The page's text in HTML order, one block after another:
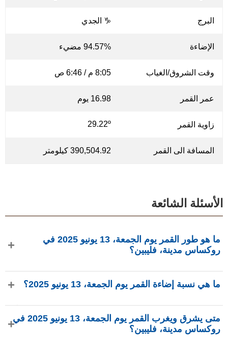
البرج ♑ الجدي
الإضاءة 94.57% مضيء
وقت الشروق/الغياب 8:05 م / 6:46 ص
عمر القمر 16.98 يوم
زاوية القمر 29.22º
المسافة الى القمر 390,504.92 كيلومتر
الأسئلة الشائعة
ما هو طور القمر يوم الجمعة، 13 يونيو 2025 في
روكساس مدينة، فليبين؟
القمر في طور أحدب متناقص بإضاءة 94.57%، عمره 16.98
ما هي نسبة إضاءة القمر يوم الجمعة، 13 يونيو 2025؟
لـ phasesmoon.com.
متى يشرق ويغرب القمر يوم الجمعة، 13 يونيو 2025 في
روكساس مدينة، فليبين؟